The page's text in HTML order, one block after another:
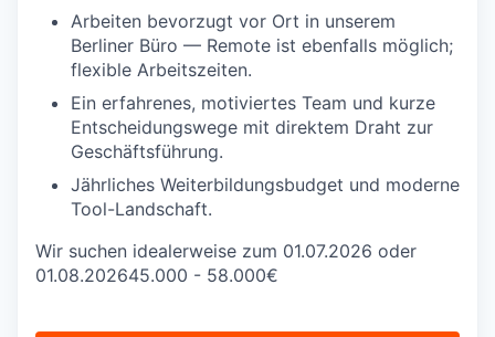
Arbeiten bevorzugt vor Ort in unserem
Berliner Büro — Remote ist ebenfalls möglich;
flexible Arbeitszeiten.
Ein erfahrenes, motiviertes Team und kurze
Entscheidungswege mit direktem Draht zur
Geschäftsführung.
Jährliches Weiterbildungsbudget und moderne
Tool-Landschaft.
Wir suchen idealerweise zum 01.07.2026 oder
01.08.202645.000 - 58.000€